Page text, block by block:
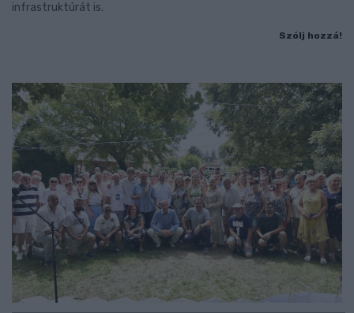
infrastruktúrát is.
Szólj hozzá!